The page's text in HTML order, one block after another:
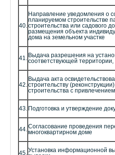
40.
Направление уведомления о
планируемом строительстве
строительства или садового
размещения объекта
дома на земельном участке
41.
Выдача разрешения на
соответствующей
42.
Выдача акта
строительству
строительства с
43. Подготовка и утверждение
44. Согласование проведения
многоквартирном доме
45. Установка информационной